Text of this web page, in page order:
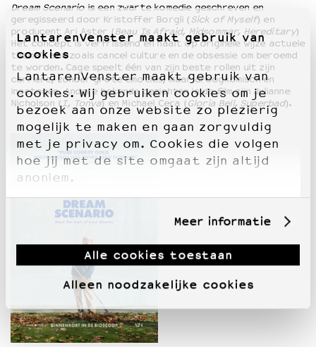
LantarenVenster maakt gebruik van
cookies
LantarenVenster maakt gebruik van
cookies. Wij gebruiken cookies om je
bezoek aan onze website zo plezierig
mogelijk te maken en gaan zorgvuldig
met je privacy om. Cookies die volgen
hoe jij met de site omgaat zijn altijd
anoniem.
Meer informatie
Alle cookies toestaan
Alleen noodzakelijke cookies
Dream Scenariois een zwarte komedie geschreven en
geregisseerd door Kristoffer Borgli ( Sick of Myself) en
producent Ari Aster (Beau Is Afraid, Midsommar, Hereditary)
Het concept is verfrissend en haalt op originele wijze actuele
thema’s aan zoals cancel culture en de obsessie om beroemd
te worden. Cage speelt één van zijn beste rollen uit zijn
carrière, zonder grote emoties, maar droogkomisch en
ingetogen. Andere bekende gezichten in de film zijn Julianne
Nicholson (I, Tonya) en Michael Cera (Gloria Bell, Superbad).